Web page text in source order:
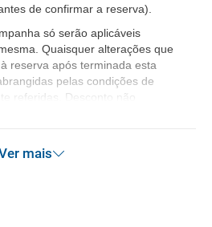
de confirmar a reserva).
só serão aplicáveis
Quaisquer alterações que
reserva após terminada esta
pelas condições de
referidas. Desconto não
mais